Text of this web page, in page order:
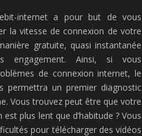
internet a pour but de vous
la vitesse de connexion de votre
gratuite, quasi instantanée
engagement. Ainsi, si vous
de connexion internet, le
permettra un premier diagnostic
Vous trouvez peut être que votre
plus lent que d’habitude ? Vous
pour télécharger des vidéos